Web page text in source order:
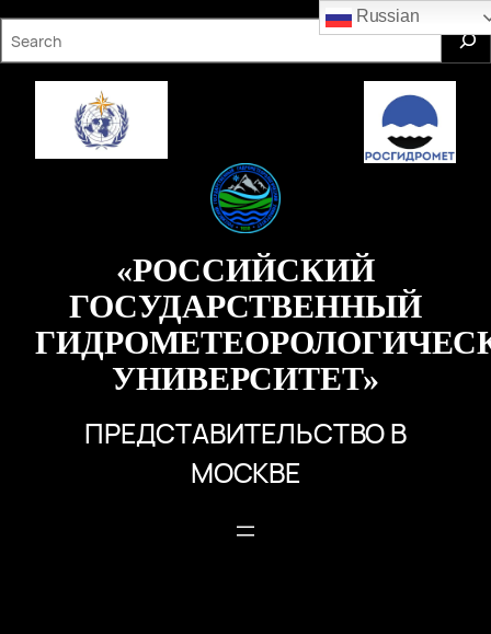
к
содержимому
S
r
«РОССИЙСКИЙ
ГОСУДАРСТВЕННЫЙ
УНИВЕРСИТЕТ»
ПРЕДСТАВИТЕЛЬСТВО В
МОСКВЕ
Russian